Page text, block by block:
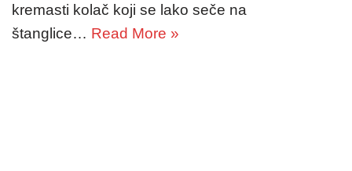
kremasti kolač koji se lako seče na
štanglice… Read More »